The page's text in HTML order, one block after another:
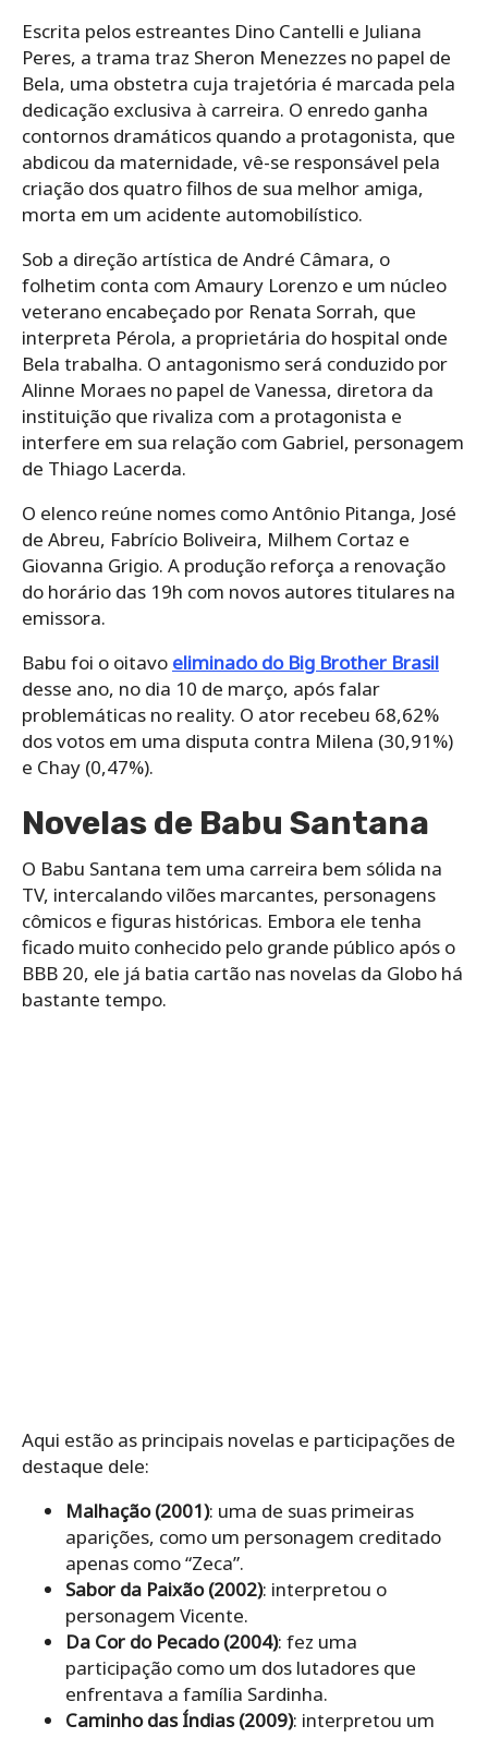
Escrita pelos estreantes Dino Cantelli e Juliana
Peres, a trama traz Sheron Menezzes no papel de
Bela, uma obstetra cuja trajetória é marcada pela
dedicação exclusiva à carreira. O enredo ganha
contornos dramáticos quando a protagonista, que
abdicou da maternidade, vê-se responsável pela
criação dos quatro filhos de sua melhor amiga,
morta em um acidente automobilístico.
Sob a direção artística de André Câmara, o
folhetim conta com Amaury Lorenzo e um núcleo
veterano encabeçado por Renata Sorrah, que
interpreta Pérola, a proprietária do hospital onde
Bela trabalha. O antagonismo será conduzido por
Alinne Moraes no papel de Vanessa, diretora da
instituição que rivaliza com a protagonista e
interfere em sua relação com Gabriel, personagem
de Thiago Lacerda.
O elenco reúne nomes como Antônio Pitanga, José
de Abreu, Fabrício Boliveira, Milhem Cortaz e
Giovanna Grigio. A produção reforça a renovação
do horário das 19h com novos autores titulares na
emissora.
Babu foi o oitavo eliminado do Big Brother Brasil
desse ano, no dia 10 de março, após falar
problemáticas no reality. O ator recebeu 68,62%
dos votos em uma disputa contra Milena (30,91%)
e Chay (0,47%).
Novelas de Babu Santana
O Babu Santana tem uma carreira bem sólida na
TV, intercalando vilões marcantes, personagens
cômicos e figuras históricas. Embora ele tenha
ficado muito conhecido pelo grande público após o
BBB 20, ele já batia cartão nas novelas da Globo há
bastante tempo.
Aqui estão as principais novelas e participações de
destaque dele:
Malhação (2001): uma de suas primeiras
aparições, como um personagem creditado
apenas como “Zeca”.
Sabor da Paixão (2002): interpretou o
personagem Vicente.
Da Cor do Pecado (2004): fez uma
participação como um dos lutadores que
enfrentava a família Sardinha.
Caminho das Índias (2009): interpretou um